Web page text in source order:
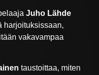
Juho Lähde
harjoituksissaan,
vakavampaa
taustoittaa, miten